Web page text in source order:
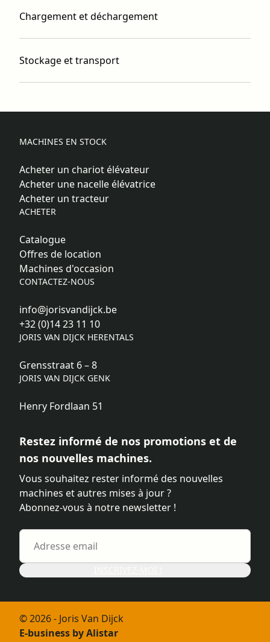
Chargement et déchargement
Stockage et transport
MACHINES EN STOCK
Acheter un chariot élévateur
Acheter une nacelle élévatrice
Acheter un tracteur
ACHETER
Catalogue
Offres de location
Machines d'occasion
CONTACTEZ-NOUS
info@jorisvandijck.be
+32 (0)14 23 11 10
JORIS VAN DIJCK HERENTALS
Grensstraat 6 – 8
JORIS VAN DIJCK GENK
Henry Fordlaan 51
Restez informé de nos promotions et de
nos nouvelles machines.
Vous souhaitez rester informé des nouvelles
machines et autres mises à jour ?
Abonnez-vous à notre newsletter !
© 2026 - Joris Van Dijck
E-business by Alistar